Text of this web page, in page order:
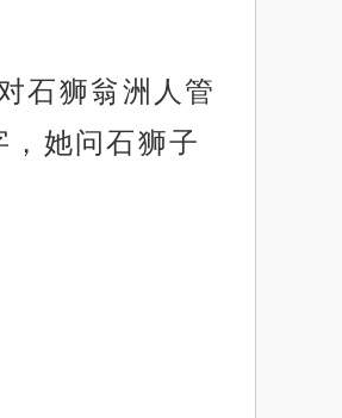
石狮翁洲人管
她问石狮子